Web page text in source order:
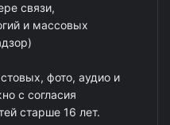
связи,
и массовых
фото, аудио и
с согласия
старше 16 лет.